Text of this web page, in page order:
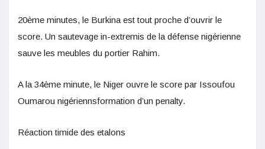
20ème minutes, le Burkina est tout proche d’ouvrir le
score. Un sautevage in-extremis de la défense nigérienne
sauve les meubles du portier Rahim.
A la 34ème minute, le Niger ouvre le score par Issoufou
Oumarou nigériennsformation d’un penalty.
Réaction timide des etalons